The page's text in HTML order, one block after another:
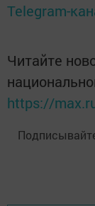
Telegram-
Читайте
https://